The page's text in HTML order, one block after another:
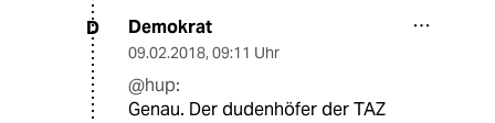
D Demokrat
09.02.2018, 09:11 Uhr
@hup:
Genau. Der dudenhöfer der TAZ